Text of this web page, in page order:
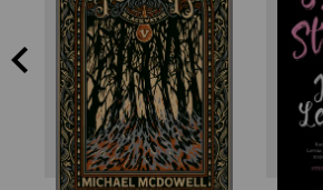
Michael McDowell